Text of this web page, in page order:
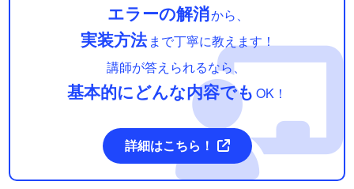
エラーの解消から、
実装方法 まで丁寧に教えます！
講師が答えられるなら、
基本的にどんな内容でも OK！
詳細はこちら！